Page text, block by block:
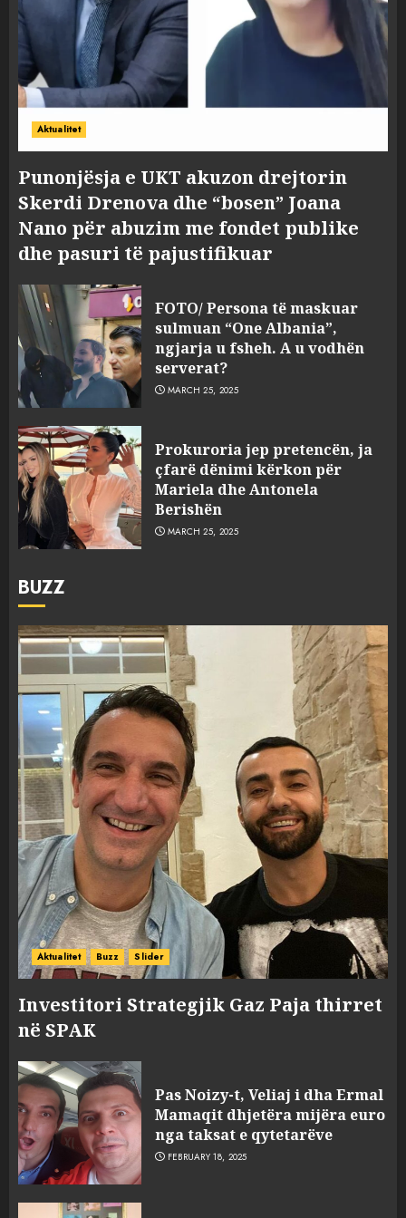
Aktualitet
Punonjësja e UKT akuzon drejtorin
Skerdi Drenova dhe “bosen” Joana
Nano për abuzim me fondet publike
dhe pasuri të pajustifikuar
FOTO/ Persona të maskuar
sulmuan “One Albania”,
ngjarja u fsheh. A u vodhën
serverat?
MARCH 25, 2025
Prokuroria jep pretencën, ja
çfarë dënimi kërkon për
Mariela dhe Antonela
Berishën
MARCH 25, 2025
BUZZ
Aktualitet Buzz Slider
Investitori Strategjik Gaz Paja thirret
në SPAK
Pas Noizy-t, Veliaj i dha Ermal
Mamaqit dhjetëra mijëra euro
nga taksat e qytetarëve
FEBRUARY 18, 2025